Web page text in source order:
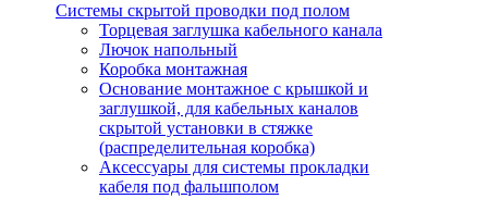
Системы скрытой проводки под полом
Торцевая заглушка кабельного канала
Лючок напольный
Коробка монтажная
Основание монтажное с крышкой и
заглушкой, для кабельных каналов
скрытой установки в стяжке
(распределительная коробка)
Аксессуары для системы прокладки
кабеля под фальшполом